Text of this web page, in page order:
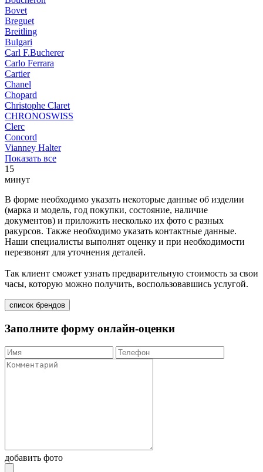
Bovet
Breguet
Breitling
Bulgari
Carl F.Bucherer
Carlo Ferrara
Cartier
Chanel
Chopard
Christophe Claret
CHRONOSWISS
Clerc
Concord
Vianney Halter
Показать все
15
минут
В форме необходимо указать некоторые данные об изделии
(марка и модель, год покупки, состояние, наличие
документов) и приложить несколько их фото с разных
ракурсов. Также необходимо указать контактные данные.
Наши специалисты выполнят оценку и при необходимости
перезвонят для уточнения деталей.
Так клиент сможет узнать предварительную стоимость за свои
часы, которую можно получить, воспользовавшись услугой.
список брендов
Заполните форму онлайн-оценки
добавить фото